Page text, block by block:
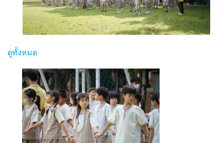
ดูทั้งหมด